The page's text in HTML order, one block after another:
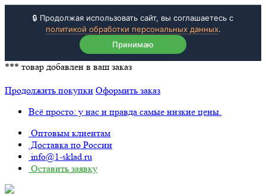
🔒 Продолжая использовать сайт, вы соглашаетесь с
политикой обработки персональных данных.
Принимаю
*** товар добавлен в ваш заказ
Продолжить покупки Оформить заказ
Всё просто: у нас и правда самые низкие цены.
Оптовым клиентам
Доставка по России
info@1-sklad.ru
Оставить заявку